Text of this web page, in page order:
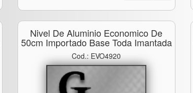
Nivel De Aluminio Economico De
50cm Importado Base Toda Imantada
Cod.: EVO4920